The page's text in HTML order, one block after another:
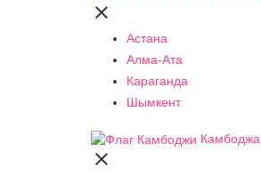

Астана
Алма-Ата
Караганда
Шымкент
Камбоджа
